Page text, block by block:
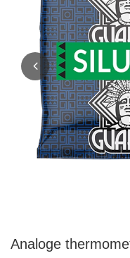
Analoge